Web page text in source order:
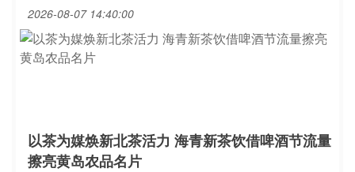
2026-08-07 14:40:00
以茶为媒焕新北茶活力 海青新茶饮借啤酒节流量
擦亮黄岛农品名片